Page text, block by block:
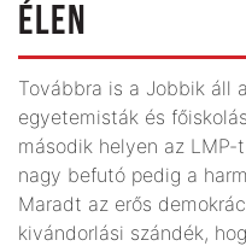
ÉLEN
Továbbra is a Jobbik áll
egyetemisták és
második helyen az
nagy befutó pedig a
Maradt az erős
kivándorlási szándék,